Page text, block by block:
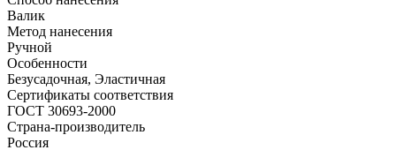
Валик
Метод нанесения
Ручной
Особенности
Безусадочная, Эластичная
Сертификаты соответствия
ГОСТ 30693-2000
Страна-производитель
Россия